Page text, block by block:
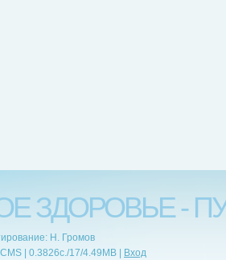
ЗДОРОВЬЕ -
Н. Громов
| 0.3826c./17/4.49MB Вход